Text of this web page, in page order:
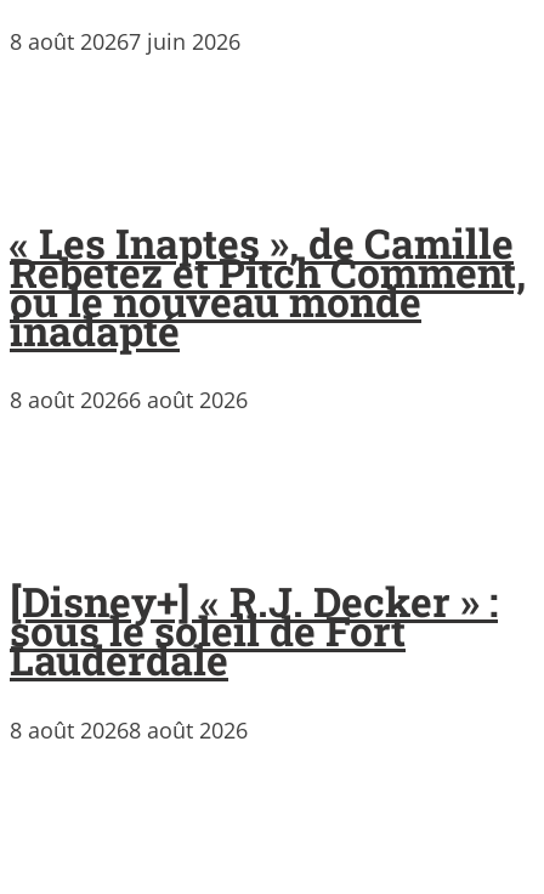
8 août 20267 juin 2026
« Les Inaptes », de Camille
Rebetez et Pitch Comment,
ou le nouveau monde
inadapté
8 août 20266 août 2026
[Disney+] « R.J. Decker » :
sous le soleil de Fort
Lauderdale
8 août 20268 août 2026